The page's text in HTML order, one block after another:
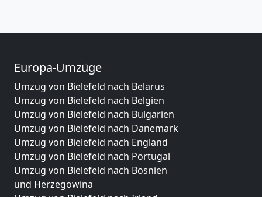
Europa-Umzüge
Umzug von Bielefeld nach Belarus
Umzug von Bielefeld nach Belgien
Umzug von Bielefeld nach Bulgarien
Umzug von Bielefeld nach Dänemark
Umzug von Bielefeld nach England
Umzug von Bielefeld nach Portugal
Umzug von Bielefeld nach Bosnien
und Herzegowina